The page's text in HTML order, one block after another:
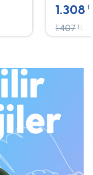
1.308
1.407 TL